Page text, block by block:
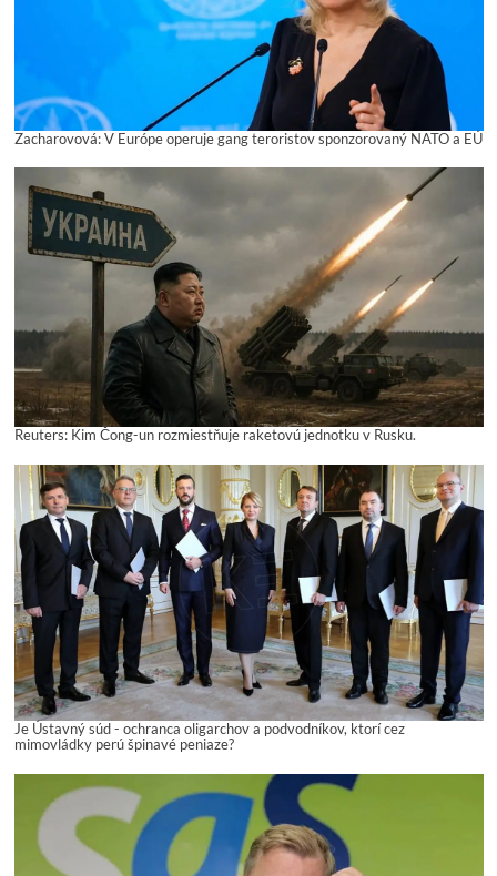
Zacharovová: V Európe operuje gang teroristov sponzorovaný NATO a EÚ
Reuters: Kim Čong-un rozmiestňuje raketovú jednotku v Rusku.
Je Ústavný súd - ochranca oligarchov a podvodníkov, ktorí cez
mimovládky perú špinavé peniaze?